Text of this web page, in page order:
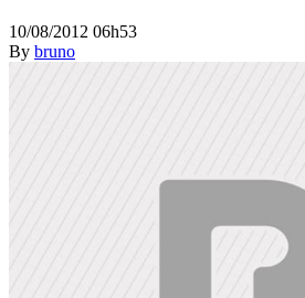
10/08/2012 06h53
By bruno